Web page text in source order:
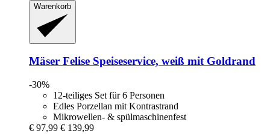
Warenkorb
Mäser Felise Speiseservice, weiß mit Goldrand
-30%
12-teiliges Set für 6 Personen
Edles Porzellan mit Kontrastrand
Mikrowellen- & spülmaschinenfest
€ 97,99 € 139,99